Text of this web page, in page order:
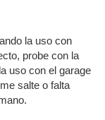
la uso con
probe con la
uso con el garage
salte o falta